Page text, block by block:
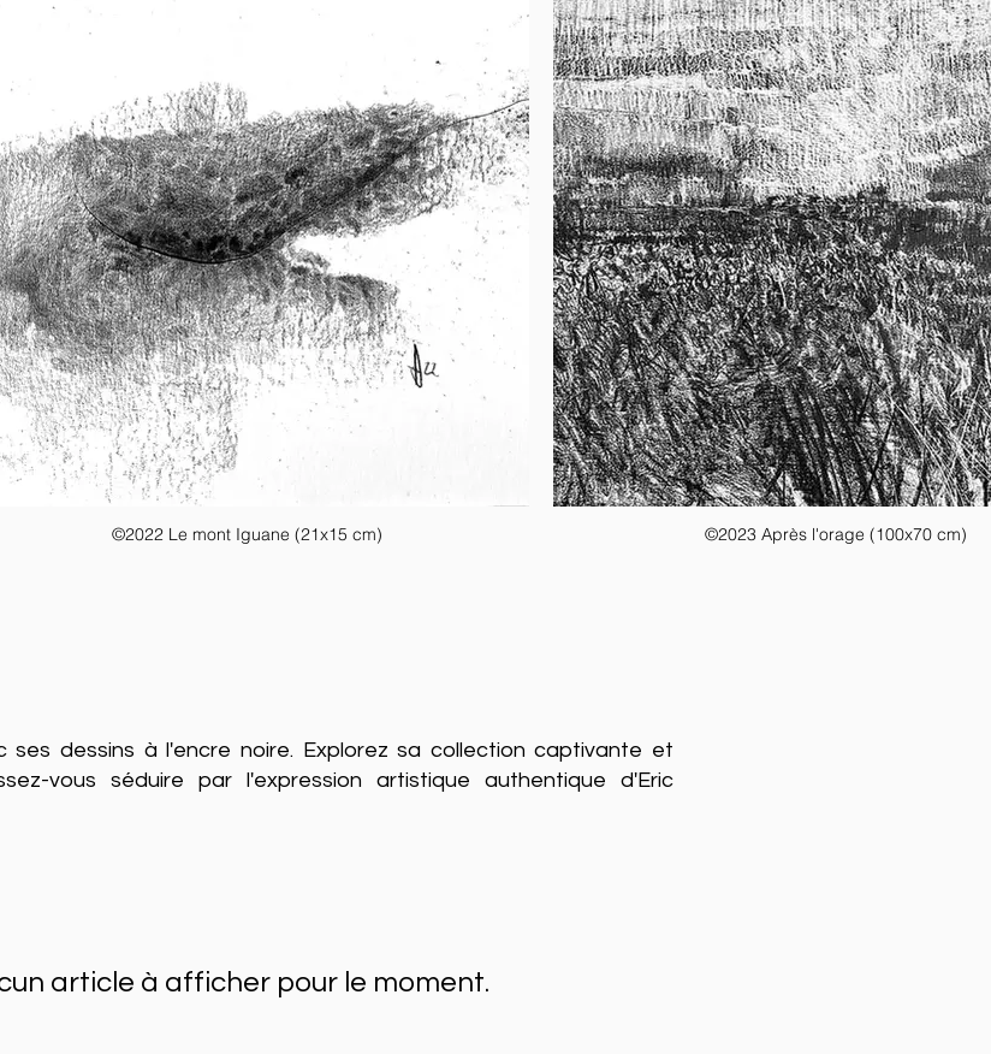
©2022 Le mont Iguane (21x15 cm) ©2023 Après l'orage (100x70 cm)
ses dessins à l'encre noire. Explorez sa collection captivante et
vous séduire par l'expression artistique authentique d'Eric
article à afficher pour le moment.